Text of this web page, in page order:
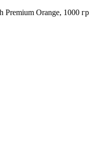
Premium Orange, 1000 гр